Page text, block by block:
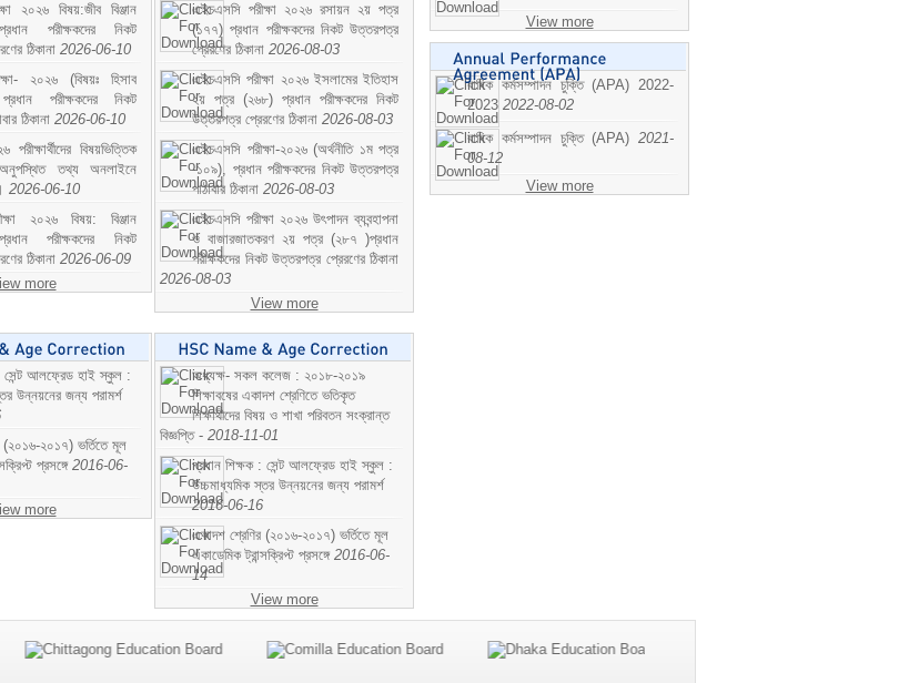
২০২৬ বিষয়:জীব বিঞ্জান
পরীক্ষকদের নিকট
ঠিকানা 2026-06-10
২০২৬ (বিষয়ঃ হিসাব
প্রধান পরীক্ষকদের নিকট
ঠিকানা 2026-06-10
বিষয়ভিত্তিক
তথ্য অনলাইনে
2026-06-10
২০২৬ বিষয়: বিঞ্জান
পরীক্ষকদের নিকট
ঠিকানা 2026-06-09
more
এইচএসসি পরীক্ষা ২০২৬ রসায়ন ২য় পত্র
(১৭৭) প্রধান পরীক্ষকদের নিকট উত্তরপত্র
প্রেরণের ঠিকানা 2026-08-03
এইচএসসি পরীক্ষা ২০২৬ ইসলামের ইতিহাস
২য় পত্র (২৬৮) প্রধান পরীক্ষকদের নিকট
উত্তরপত্র প্রেরণের ঠিকানা 2026-08-03
এইচএসসি পরীক্ষা-২০২৬ (অর্থনীতি ১ম পত্র
-১০৯), প্রধান পরীক্ষকদের নিকট উত্তরপত্র
পাঠাবার ঠিকানা 2026-08-03
এইচএসসি পরীক্ষা ২০২৬ উৎপাদন ব্যবন্হাপনা
ও বাজারজাতকরণ ২য় পত্র (২৮৭ )প্রধান
পরীক্ষকদের নিকট উত্তরপত্র প্রেরণের ঠিকানা
2026-08-03
View more
সেন্ট আলফ্রেড হাই স্কুল :
উন্নয়নের জন্য পরামর্শ
(২০১৬-২০১৭) ভর্তিতে মূল
প্রসঙ্গে 2016-06-
more
অধ্যক্ষ- সকল কলেজ : ২০১৮-২০১৯
শিক্ষাবষের একাদশ শ্রেণিতে ভতিকৃত
শিক্ষাথীদের বিষয় ও শাখা পরিবতন সংক্রান্ত
বিজ্ঞপ্তি - 2018-11-01
প্রধান শিক্ষক : সেন্ট আলফ্রেড হাই স্কুল :
উচ্চমাধ্যমিক স্তর উন্নয়নের জন্য পরামর্শ
2016-06-16
একাদশ শ্রেণির (২০১৬-২০১৭) ভর্তিতে মূল
একাডেমিক ট্রান্সক্রিপ্ট প্রসঙ্গে 2016-06-
14
View more
View more
বাষিক কর্মসম্পাদন চুক্তি (APA) 2022-
2023 2022-08-02
বাষিক কর্মসম্পাদন চুক্তি (APA) 2021-
08-12
View more